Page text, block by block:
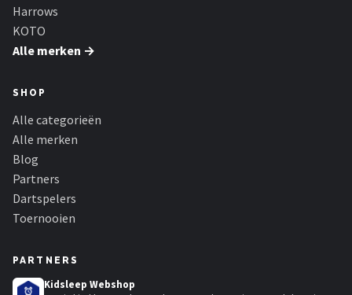
Red Dragon
Harrows
KOTO
Alle merken →
SHOP
Alle categorieën
Alle merken
Blog
Partners
Dartspelers
Toernooien
PARTNERS
Kidsleep Webshop